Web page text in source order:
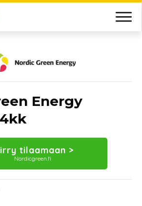
Energy
tilaamaan >
Nordicgreen.fi